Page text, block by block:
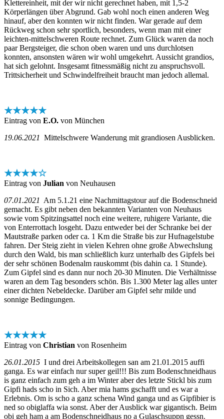
Klettereinheit, mit der wir nicht gerechnet haben, mit 1,5-2
Körperlängen über Abgrund. Gab wohl noch einen anderen Weg
hinauf, aber den konnten wir nicht finden. War gerade auf dem
Rückweg schon sehr sportlich, besonders, wenn man mit einer
leichten-mittelschweren Route rechnet. Zum Glück waren da noch
paar Bergsteiger, die schon oben waren und uns durchlotsen
konnten, ansonsten wären wir wohl umgekehrt. Aussicht grandios,
hat sich gelohnt. Insgesamt fitnessmäßig nicht zu anspruchsvoll.
Trittsicherheit und Schwindelfreiheit braucht man jedoch allemal.
★★★★★
Eintrag von E.O. von München
19.06.2021 Mittelschwere Wanderung mit grandiosen Ausblicken.
★★★★☆
Eintrag von Julian von Neuhausen
07.01.2021 Am 5.1.21 eine Nachmittagstour auf die Bodenschneid
gemacht. Es gibt neben den bekannten Varianten von Neuhaus
sowie vom Spitzingsattel noch eine weitere, ruhigere Variante, die
von Enterrottach losgeht. Dazu entweder bei der Schranke bei der
Mautstraße parken oder ca. 1 Km die Straße bis zur Hufnagelstube
fahren. Der Steig zieht in vielen Kehren ohne große Abwechslung
durch den Wald, bis man schließlich kurz unterhalb des Gipfels bei
der sehr schönen Bodenalm rauskommt (bis dahin ca. 1 Stunde).
Zum Gipfel sind es dann nur noch 20-30 Minuten. Die Verhältnisse
waren an dem Tag besonders schön. Bis 1.300 Meter lag alles unter
einer dichten Nebeldecke. Darüber am Gipfel sehr milde und
sonnige Bedingungen.
★★★★★
Eintrag von Christian von Rosenheim
26.01.2015 I und drei Arbeitskollegen san am 21.01.2015 auffi
ganga. Es war einfach nur super geil!!! Bis zum Bodenschneidhaus
is ganz einfach zum geh a im Winter aber des letzte Stickl bis zum
Gipfi hads scho in Sich. Aber mia hams gschafft und es war a
Erlebnis. Om is scho a ganz schena Wind ganga und as Gipfibier is
ned so obiglaffa wia sonst. Aber der Ausblick war gigantisch. Beim
obi geh ham a am Bodenschneidhaus no a Gulaschsuppn gessn.